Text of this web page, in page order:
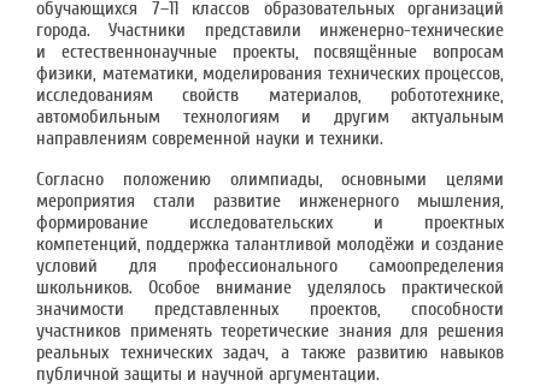
обучающихся 7–11 классов образовательных организаций
города. Участники представили инженерно-технические
и естественнонаучные проекты, посвящённые вопросам
физики, математики, моделирования технических процессов,
исследованиям свойств материалов, робототехнике,
автомобильным технологиям и другим актуальным
направлениям современной науки и техники.
Согласно положению олимпиады, основными целями
мероприятия стали развитие инженерного мышления,
формирование исследовательских и проектных
компетенций, поддержка талантливой молодёжи и создание
условий для профессионального самоопределения
школьников. Особое внимание уделялось практической
значимости представленных проектов, способности
участников применять теоретические знания для решения
реальных технических задач, а также развитию навыков
публичной защиты и научной аргументации.